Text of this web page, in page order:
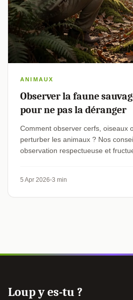
ANIMAUX
Observer la faune
pour ne pas la déranger
Comment observer cerfs, oiseaux
perturber les animaux ? Nos
observation respectueuse et
5 Apr 2026 3 min
Loup y es-tu ?